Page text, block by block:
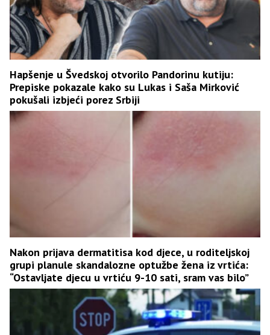
Hapšenje u Švedskoj otvorilo Pandorinu kutiju:
Prepiske pokazale kako su Lukas i Saša Mirković
pokušali izbjeći porez Srbiji
Nakon prijava dermatitisa kod djece, u roditeljskoj
grupi planule skandalozne optužbe žena iz vrtića:
“Ostavljate djecu u vrtiću 9-10 sati, sram vas bilo”